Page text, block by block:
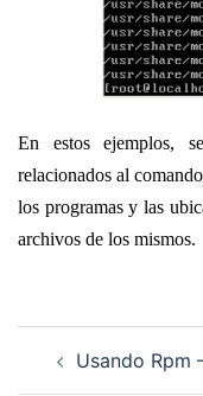
En estos ejemplos,
relacionados al
los programas y las
archivos de los mismos.
Usando Rpm